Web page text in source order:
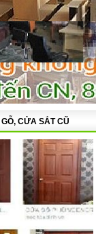
CỬA SẮT CŨ